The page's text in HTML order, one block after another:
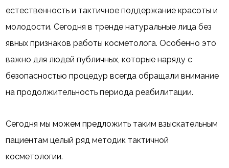
естественность и тактичное поддержание красоты и
молодости. Сегодня в тренде натуральные лица без
явных признаков работы косметолога. Особенно это
важно для людей публичных, которые наряду с
безопасностью процедур всегда обращали внимание
на продолжительность периода реабилитации.
Сегодня мы можем предложить таким взыскательным
пациентам целый ряд методик тактичной
косметологии.